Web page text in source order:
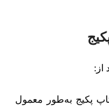
از:
پکیج‌ به‌طور معمول